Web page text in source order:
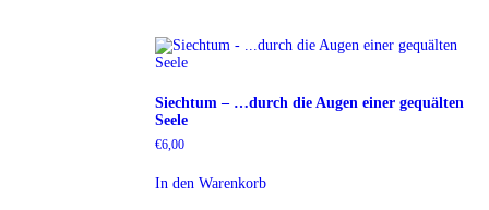
Siechtum – …durch die Augen einer gequälten
Seele
€6,00
In den Warenkorb